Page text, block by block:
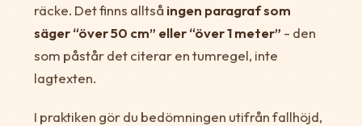
räcke. Det finns alltså ingen paragraf som
säger “över 50 cm” eller “över 1 meter” - den
som påstår det citerar en tumregel, inte
lagtexten.
I praktiken gör du bedömningen utifrån fallhöjd,